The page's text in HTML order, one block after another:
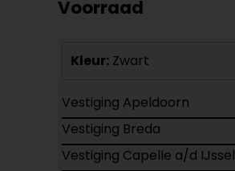
Voorraad
Kleur: Zwart
Vestiging Apeldoorn
Vestiging Breda
Vestiging Capelle a/d IJssel